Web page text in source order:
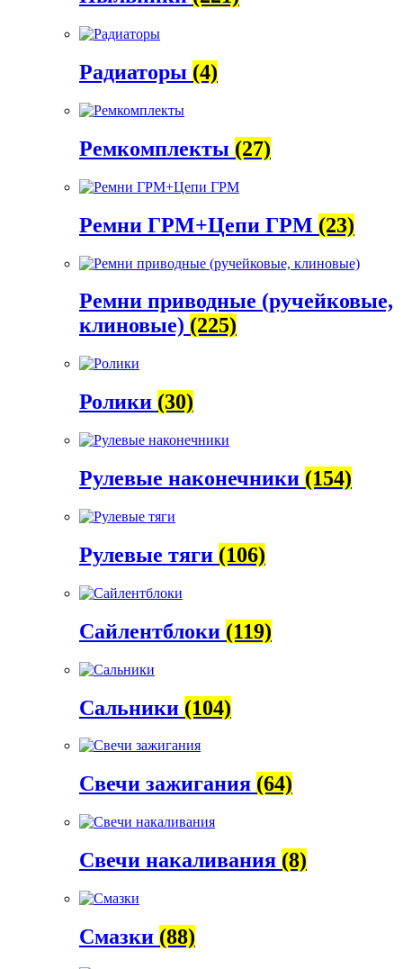
Радиаторы (4)
Ремкомплекты (27)
Ремни ГРМ+Цепи ГРМ (23)
Ремни приводные (ручейковые,
клиновые) (225)
Ролики (30)
Рулевые наконечники (154)
Рулевые тяги (106)
Сайлентблоки (119)
Сальники (104)
Свечи зажигания (64)
Свечи накаливания (8)
Смазки (88)